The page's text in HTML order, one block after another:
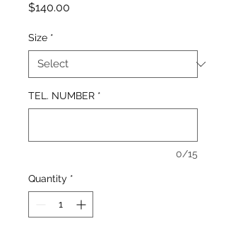
$140.00
Size *
TEL. NUMBER *
0/15
Quantity *